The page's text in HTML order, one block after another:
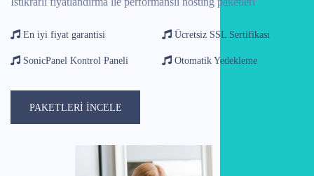
En iyi fiyat garantisi
SonicPanel Kontrol Paneli
Ücretsiz SSL Sertifikası
Otomatik Yedekleme
PAKETLERİ İNCELE